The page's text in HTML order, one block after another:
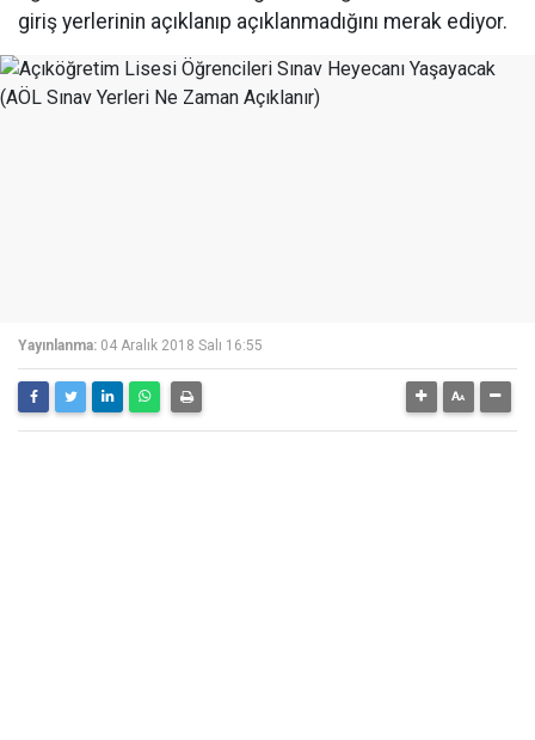
giriş yerlerinin açıklanıp açıklanmadığını merak ediyor.
Yayınlanma: 04 Aralık 2018 Salı 16:55